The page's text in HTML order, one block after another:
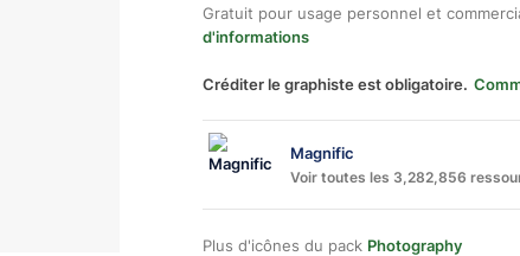
Gratuit pour usage personnel et
d'informations
Créditer le graphiste est obligatoire.
Magnific
Voir toutes les 3,282,856
Plus d'icônes du pack Photography